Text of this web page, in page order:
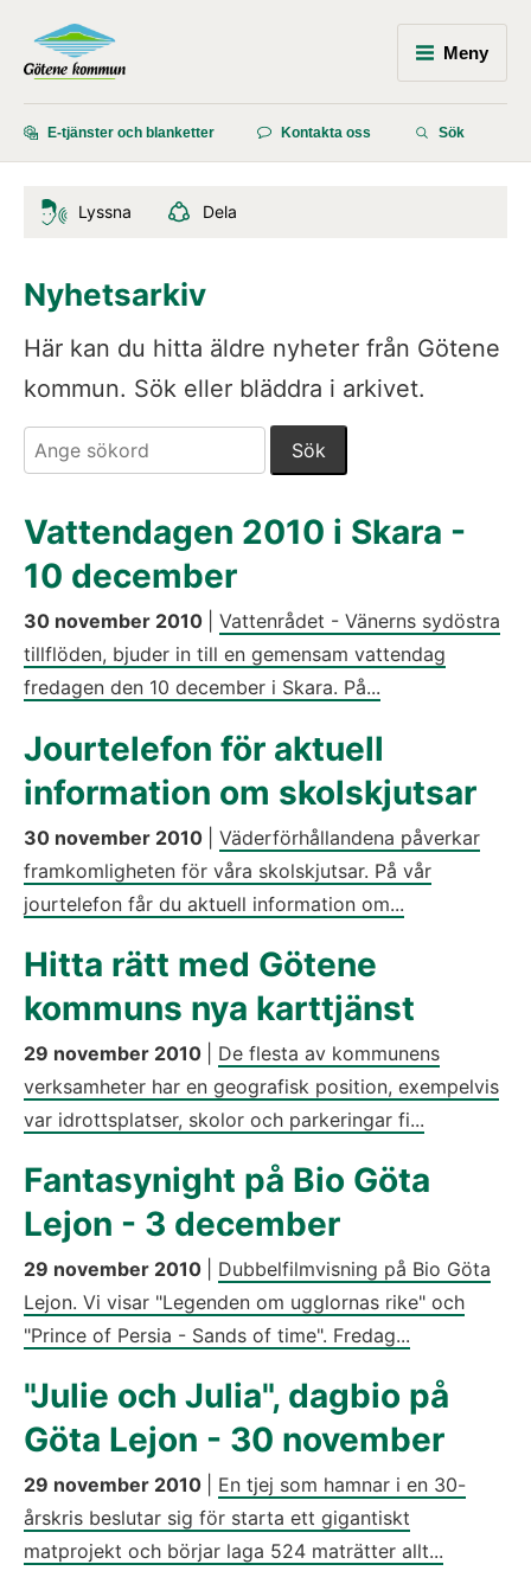
Meny
E-tjänster och blanketter Kontakta oss Sök
Lyssna Dela
Nyhetsarkiv
Här kan du hitta äldre nyheter från Götene
kommun. Sök eller bläddra i arkivet.
Vattendagen 2010 i Skara -
10 december
30 november 2010
Vattenrådet - Vänerns sydöstra
tillflöden, bjuder in till en gemensam vattendag
fredagen den 10 december i Skara. På...
Jourtelefon för aktuell
information om skolskjutsar
30 november 2010
Väderförhållandena påverkar
framkomligheten för våra skolskjutsar. På vår
jourtelefon får du aktuell information om...
Hitta rätt med Götene
kommuns nya karttjänst
29 november 2010
De flesta av kommunens
verksamheter har en geografisk position, exempelvis
var idrottsplatser, skolor och parkeringar fi...
Fantasynight på Bio Göta
Lejon - 3 december
29 november 2010
Dubbelfilmvisning på Bio Göta
Lejon. Vi visar "Legenden om ugglornas rike" och
"Prince of Persia - Sands of time". Fredag...
"Julie och Julia", dagbio på
Göta Lejon - 30 november
29 november 2010
En tjej som hamnar i en 30-
årskris beslutar sig för starta ett gigantiskt
matprojekt och börjar laga 524 maträtter allt...